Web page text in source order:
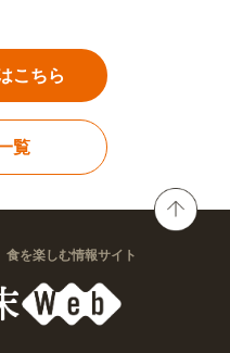
こちら
覧
を楽しむ情報サイト